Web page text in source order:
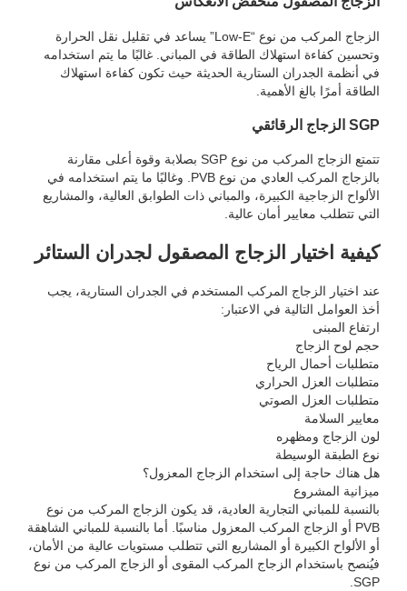
الزجاج المركب من نوع “Low-E” يساعد في تقليل نقل الحرارة
وتحسين كفاءة استهلاك الطاقة في المباني. غالبًا ما يتم استخدامه
في أنظمة الجدران الستارية الحديثة حيث تكون كفاءة استهلاك
الطاقة أمرًا بالغ الأهمية.
SGP الزجاج الرقائقي
تتمتع الزجاج المركب من نوع SGP بصلابة وقوة أعلى مقارنة
بالزجاج المركب العادي من نوع PVB. وغالبًا ما يتم استخدامه في
الألواح الزجاجية الكبيرة، والمباني ذات الطوابق العالية، والمشاريع
التي تتطلب معايير أمان عالية.
كيفية اختيار الزجاج المصقول لجدران الستائر
عند اختيار الزجاج المركب المستخدم في الجدران الستارية، يجب
أخذ العوامل التالية في الاعتبار:
ارتفاع المبنى
حجم لوح الزجاج
متطلبات أحمال الرياح
متطلبات العزل الحراري
متطلبات العزل الصوتي
معايير السلامة
لون الزجاج ومظهره
نوع الطبقة الوسيطة
هل هناك حاجة إلى استخدام الزجاج المعزول؟
ميزانية المشروع
بالنسبة للمباني التجارية العادية، قد يكون الزجاج المركب من نوع
PVB أو الزجاج المركب المعزول مناسبًا. أما بالنسبة للمباني الشاهقة
أو الألواح الكبيرة أو المشاريع التي تتطلب مستويات عالية من الأمان،
فيُنصح باستخدام الزجاج المركب المقوى أو الزجاج المركب من نوع
SGP.